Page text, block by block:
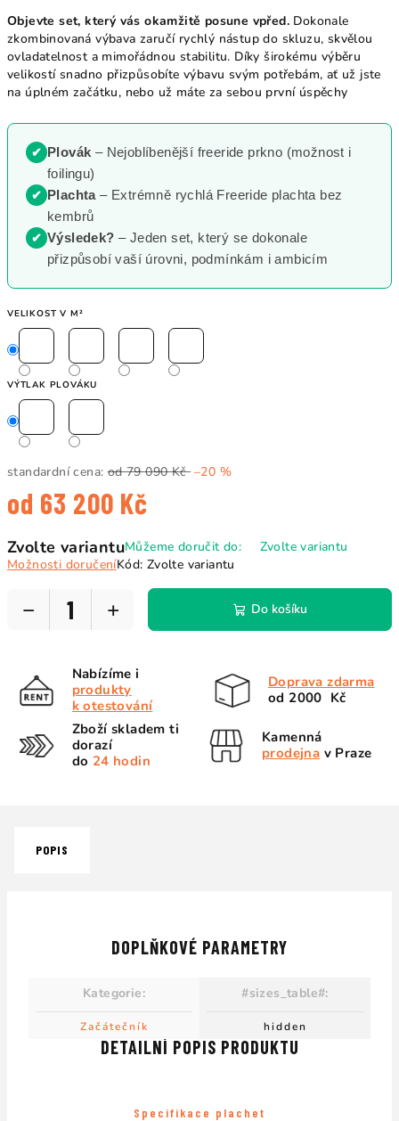
Objevte set, který vás okamžitě posune vpřed. Dokonale
zkombinovaná výbava zaručí rychlý nástup do skluzu, skvělou
ovladatelnost a mimořádnou stabilitu. Díky širokému výběru
velikostí snadno přizpůsobíte výbavu svým potřebám, ať už jste
na úplném začátku, nebo už máte za sebou první úspěchy
Plovák – Nejoblíbenější freeride prkno (možnost i
foilingu)
Plachta– Extrémně rychlá Freeride plachta bez
kembrů
Výsledek? – Jeden set, který se dokonale
přizpůsobí vaší úrovni, podmínkám i ambicím
VELIKOST V M²
VÝTLAK PLOVÁKU
standardní cena: od 79 090 Kč –20 %
od 63 200 Kč
cena:
Zvolte variantuMůžeme doručit do:
Zvolte variantu
Možnosti doručeníKód: Zvolte variantu
+
− Do košíku
Nabízíme i
produkty
k otestování
Doprava zdarma
od 2000 Kč
Zboží skladem ti
dorazí
do 24 hodin
Kamenná
prodejna v Praze
POPIS
DETAILNÍ POPIS PRODUKTU
Specifikace plachet
DOPLŇKOVÉ PARAMETRY
Kategorie:
Začátečník
#sizes_table#:
hidden